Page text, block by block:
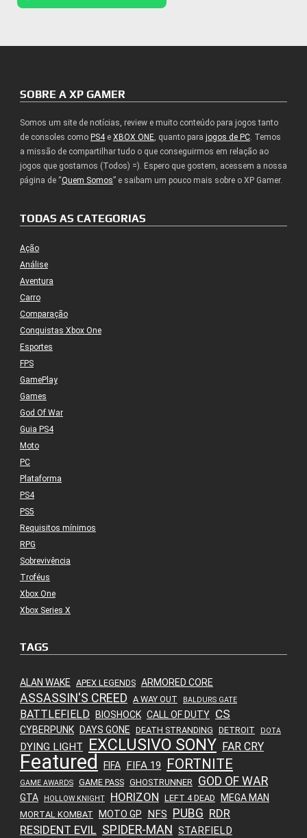
SOBRE A XP GAMER
Somos um site de notícias, review e muito conteúdo para jogos tanto
de consoles como PS4e XBOX ONE, quanto para jogos de PC. Temos
a missão de compartilhar tudo o que conseguirmos em relação ao
jogos que gostamos (Todos) =). Espero que gostem, acessem a nossa
página de “Quem Somos” e saibam um pouco mais sobre o XP Gamer.
TODAS AS CATEGORIAS
Ação
Análise
Aventura
Carro
Comparação
Conquistas Xbox One
Esportes
FPS
GamePlay
Games
God Of War
Guia PS4
Moto
PC
Plataforma
PS4
PS5
Requisitos mínimos
RPG
Sobrevivência
Troféus
Xbox One
Xbox Series X
TAGS
ALAN WAKE APEX LEGENDS ARMORED CORE
ASSASSIN'S CREED A WAY OUT BALDURS GATE
BATTLEFIELD BIOSHOCK CALL OF DUTY CS
CYBERPUNK DAYS GONE DEATH STRANDING DETROIT DOTA
DYING LIGHT EXCLUSIVO SONY FAR CRY
Featured FIFA FIFA 19 FORTNITE
GAME AWARDS GAME PASS GHOSTRUNNER GOD OF WAR
GTA HOLLOW KNIGHT HORIZON LEFT 4 DEAD MEGA MAN
MORTAL KOMBAT MOTO GP NFS PUBG RDR
RESIDENT EVIL SPIDER-MAN STARFIELD